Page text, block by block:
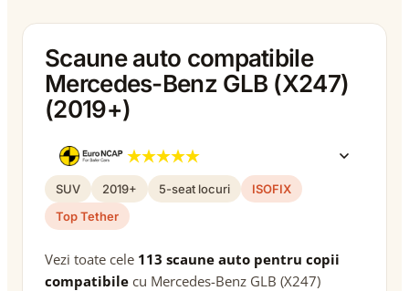
Scaune auto compatibile
Mercedes-Benz GLB (X247)
(2019+)
SUV 2019+ 5-seat locuri
ISOFIX
Top Tether
Vezi toate cele 113 scaune auto pentru copii
compatibile cu Mercedes-Benz GLB (X247)